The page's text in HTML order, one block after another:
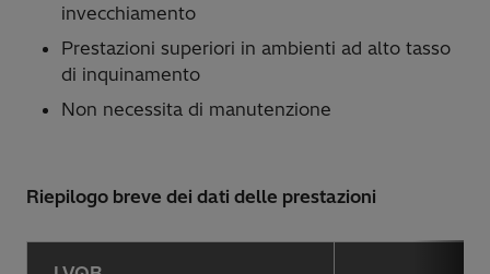
invecchiamento
Prestazioni superiori in ambienti ad alto tasso
di inquinamento
Non necessita di manutenzione
Riepilogo breve dei dati delle prestazioni